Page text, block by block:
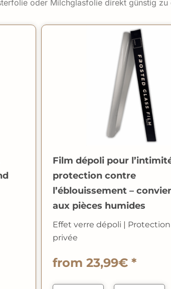
oder Milchglasfolie direkt günstig
Film dépoli pour
protection contre
l’éblouissement –
aux pièces humides
Effet verre dépoli |
privée
from 23,99€ *